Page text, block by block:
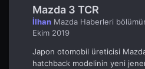
Mazda 3 TCR
İlhan Mazda Haberleri
Ekim 2019
Japon otomobil üreticisi
hatchback modelinin yeni